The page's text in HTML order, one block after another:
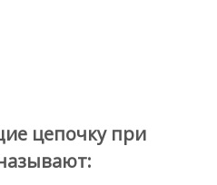
цепочку при